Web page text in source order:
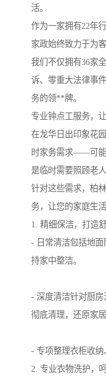
活。
作为一家拥有22年
家政始终致力于为
我们不仅拥有36家
诉、零重大法律事
务的领**牌。
专业钟点工服务，
在龙华日出印象花
时家务需求——可能
是临时需要照顾老人
针对这些需求，柏
务，让您的家庭生
1. 精细保洁，打造
- 日常清洁包括地
持家中整洁。
- 深度清洁针对厨
彻底清理，还原家居
- 专项整理衣柜收纳
2. 专业衣物洗护，